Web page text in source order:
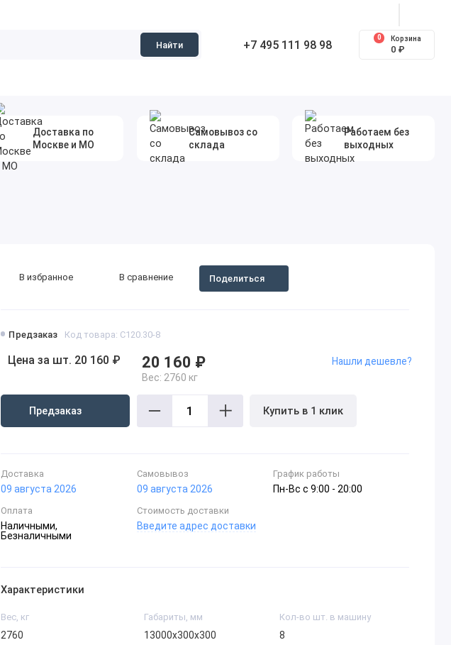
Найти +7 495 111 98 98 Корзина
0
0 ₽
Доставка по
Москве и МО
Самовывоз со
склада
Работаем без
выходных
Предзаказ Код товара: С120.30-8
Цена за шт. 20 160 ₽ 20 160 ₽
Вес: 2760 кг
Предзаказ Купить в 1 клик
Нашли дешевле?
Доставка
09 августа 2026
Самовывоз
09 августа 2026
График работы
Пн-Вc с 9:00 - 20:00
Оплата
Наличными,
Безналичными
Стоимость доставки
Введите адрес доставки
В избранное В сравнение Поделиться
Характеристики
Вес, кг
2760
Габариты, мм
13000х300х300
Кол-во шт. в машину
8